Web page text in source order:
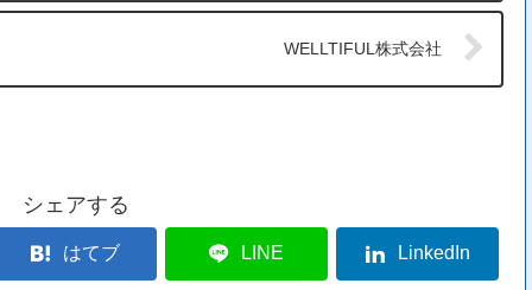
WELLTIFUL株式会社
シェアする
はてブ LINE LinkedIn